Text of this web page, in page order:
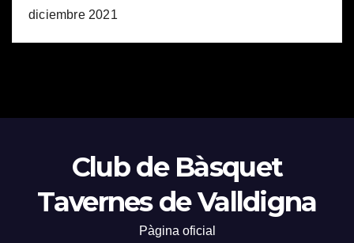
diciembre 2021
Club de Bàsquet
Tavernes de Valldigna
Pàgina oficial